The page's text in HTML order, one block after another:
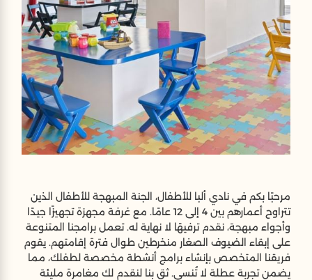
مرحبًا بكم في نادي ألبا للأطفال، الجنة المبهجة للأطفال الذين
تتراوح أعمارهم بين 4 إلى 12 عامًا. مع غرفة مجهزة تجهيزًا جيدًا
وأجواء مبهجة، نقدم ترفيهًا لا نهاية له. تعمل برامجنا المتنوعة
على إبقاء الضيوف الصغار منخرطين طوال فترة إقامتهم. يقوم
فريقنا المتخصص بإنشاء برامج أنشطة مخصصة لطفلك، مما
يضمن تجربة عطلة لا تُنسى. ثق بنا لنقدم لك مغامرة مليئة